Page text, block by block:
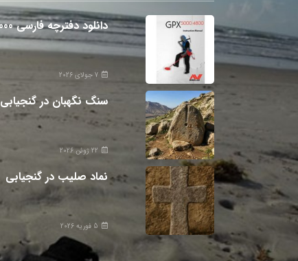
دانلود دفترچه فارسی gpx5000
7 جولای 2026
سنگ نگهبان در گنجیابی
22 ژوئن 2026
نماد صلیب در گنجیابی
5 فوریه 2026